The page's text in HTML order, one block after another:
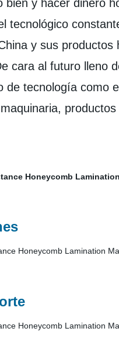
bien y hacer dinero
tecnológico
y sus
cara al futuro lleno
de tecnología como